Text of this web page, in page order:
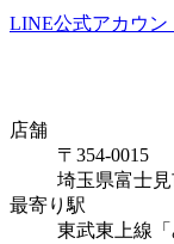
LINE公式アカウン
店舗
〒354-0015
埼玉県富士
最寄り駅
東武東上線